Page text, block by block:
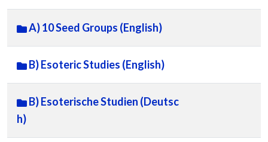
A) 10 Seed Groups (English)
B) Esoteric Studies (English)
B) Esoterische Studien (Deutsc
h)